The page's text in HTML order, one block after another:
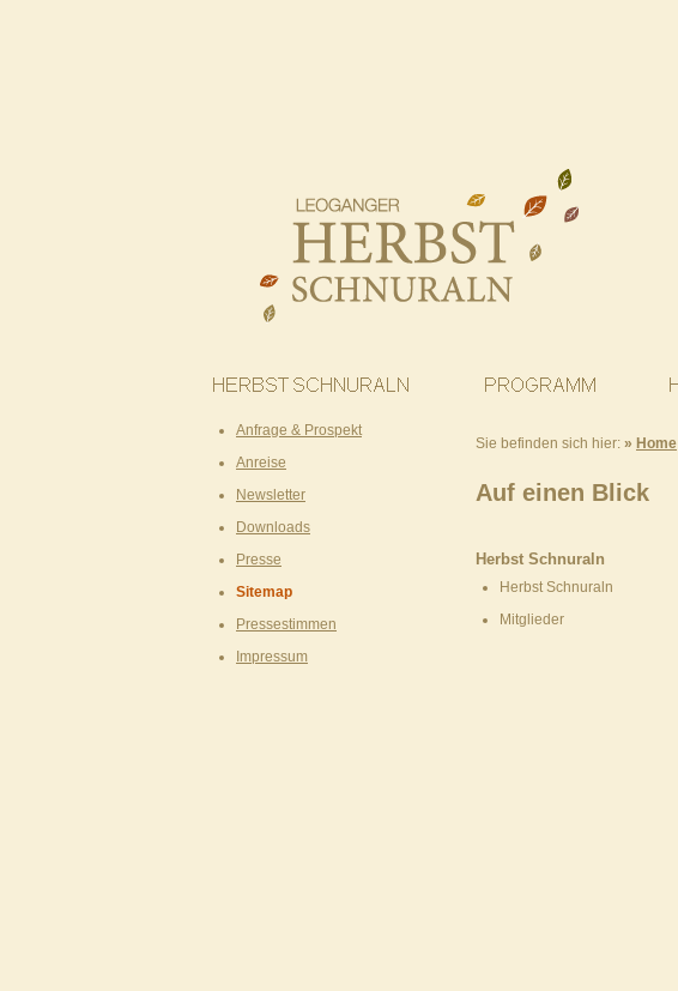
Anfrage & Prospekt
Anreise
Newsletter
Downloads
Presse
Sitemap
Pressestimmen
Impressum
Sie befinden sich hier: » Home
Auf einen Blick
Herbst Schnuraln
Herbst Schnuraln
Mitglieder